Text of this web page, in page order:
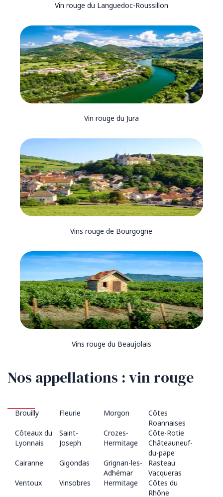
Vin rouge du Languedoc-Roussillon
Vin rouge du Jura
Vins rouge de Bourgogne
Vins rouge du Beaujolais
Nos appellations : vin rouge
Brouilly Fleurie Morgon
Côtes
Roannaises
Côteaux du
Lyonnais
Saint-
Joseph
Crozes-
Hermitage
Côte-Rotie
Châteauneuf-
du-pape
Cairanne
Gigondas
Grignan-les-
Adhémar
Rasteau
Vacqueras
Ventoux
Vinsobres Hermitage
Côtes du
Rhône